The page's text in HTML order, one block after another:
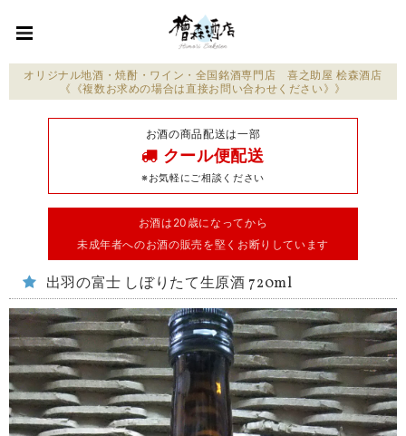
オリジナル地酒・焼酎・ワイン・全国銘酒専門店 喜之助屋 桧森酒店
《《複数お求めの場合は直接お問い合わせください》》
お酒の商品配送は一部
クール便配送
※お気軽にご相談ください
お酒は20歳になってから
未成年者へのお酒の販売を堅くお断りしています
出羽の富士 しぼりたて生原酒 720ml